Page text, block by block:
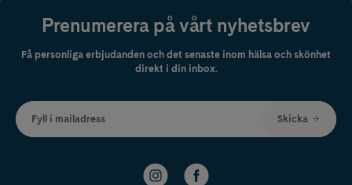
Prenumerera på vårt nyhetsbrev
Få personliga erbjudanden och det senaste inom hälsa och skönhet
direkt i din inbox.
Fyll i mailadress Skicka